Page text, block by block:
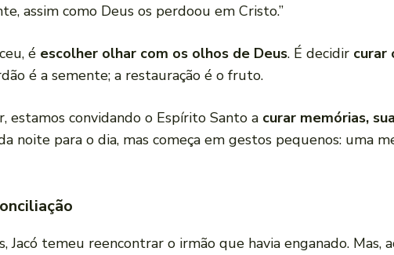
assim como Deus os perdoou em Cristo.”
é escolher olhar com os olhos de Deus. É decidir curar
é a semente; a restauração é o fruto.
estamos convidando o Espírito Santo a curar memórias,
noite para o dia, mas começa em gestos pequenos: uma
Jacó temeu reencontrar o irmão que havia enganado. Mas,